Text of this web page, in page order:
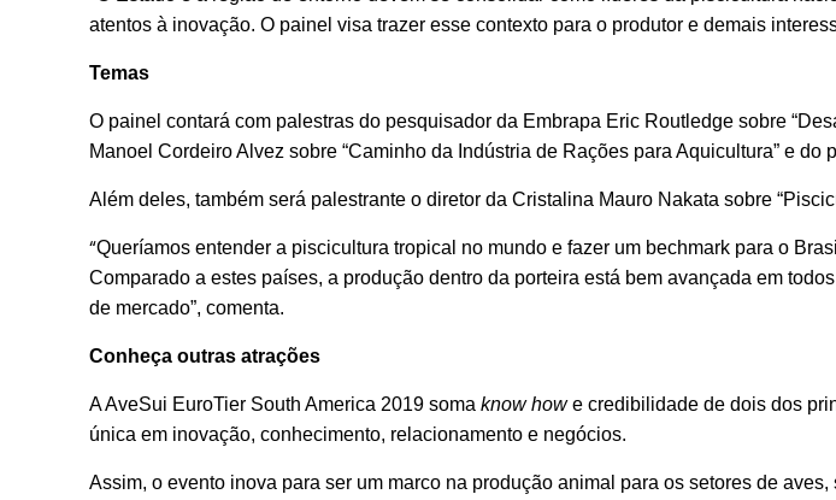
atentos à inovação. O painel visa trazer esse contexto para o produtor e demais
Temas
O painel contará com palestras do pesquisador da Embrapa Eric Routledge sobre
Manoel Cordeiro Alvez sobre “Caminho da Indústria de Rações para Aquicultura” e
Além deles, também será palestrante o diretor da Cristalina Mauro Nakata sobre
“Queríamos entender a piscicultura tropical no mundo e fazer um bechmark para o
Comparado a estes países, a produção dentro da porteira está bem avançada em
de mercado”, comenta.
Conheça outras atrações
A AveSui EuroTier South America 2019 somaknow howe credibilidade de dois dos
única em inovação, conhecimento, relacionamento e negócios.
Assim, o evento inova para ser um marco na produção animal para os setores de